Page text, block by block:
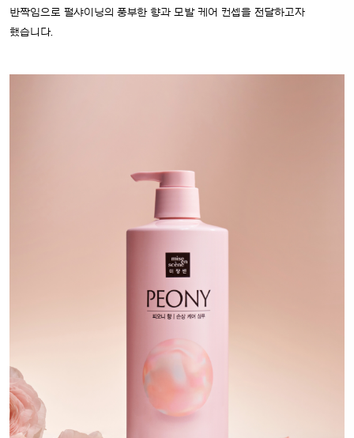
반짝임으로 펄샤이닝의 풍부한 향과 모발 케어 컨셉을 전달하고자
했습니다.